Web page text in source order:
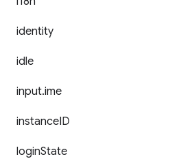
identity
idle
input.ime
instanceID
loginState